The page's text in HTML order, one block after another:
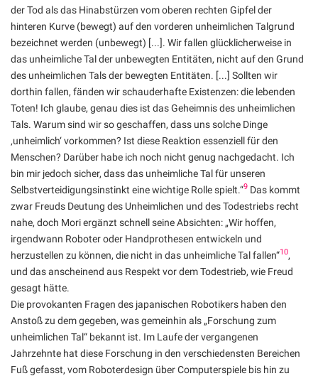
der Tod als das Hinabstürzen vom oberen rechten Gipfel der
hinteren Kurve (bewegt) auf den vorderen unheimlichen Talgrund
bezeichnet werden (unbewegt) [...]. Wir fallen glücklicherweise in
das unheimliche Tal der unbewegten Entitäten, nicht auf den Grund
des unheimlichen Tals der bewegten Entitäten. [...] Sollten wir
dorthin fallen, fänden wir schauderhafte Existenzen: die lebenden
Toten! Ich glaube, genau dies ist das Geheimnis des unheimlichen
Tals. Warum sind wir so geschaffen, dass uns solche Dinge
‚unheimlich‘ vorkommen? Ist diese Reaktion essenziell für den
Menschen? Darüber habe ich noch nicht genug nachgedacht. Ich
bin mir jedoch sicher, dass das unheimliche Tal für unseren
Selbstverteidigungsinstinkt eine wichtige Rolle spielt.“9 Das kommt
zwar Freuds Deutung des Unheimlichen und des Todestriebs recht
nahe, doch Mori ergänzt schnell seine Absichten: „Wir hoffen,
irgendwann Roboter oder Handprothesen entwickeln und
herzustellen zu können, die nicht in das unheimliche Tal fallen“10,
und das anscheinend aus Respekt vor dem Todestrieb, wie Freud
gesagt hätte.
Die provokanten Fragen des japanischen Robotikers haben den
Anstoß zu dem gegeben, was gemeinhin als „Forschung zum
unheimlichen Tal“ bekannt ist. Im Laufe der vergangenen
Jahrzehnte hat diese Forschung in den verschiedensten Bereichen
Fuß gefasst, vom Roboterdesign über Computerspiele bis hin zu